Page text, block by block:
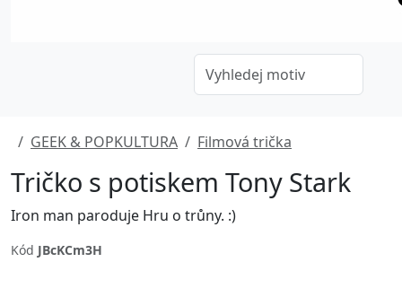
GEEK & POPKULTURA Filmová trička
Tričko s potiskem Tony Stark
Iron man paroduje Hru o trůny. :)
Kód JBcKCm3H